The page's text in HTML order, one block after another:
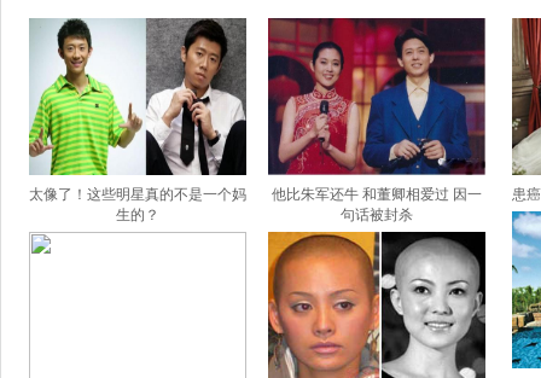
太像了！这些明星真的不是一个妈
生的？
他比朱军还牛 和董卿相爱过 因一
句话被封杀
患